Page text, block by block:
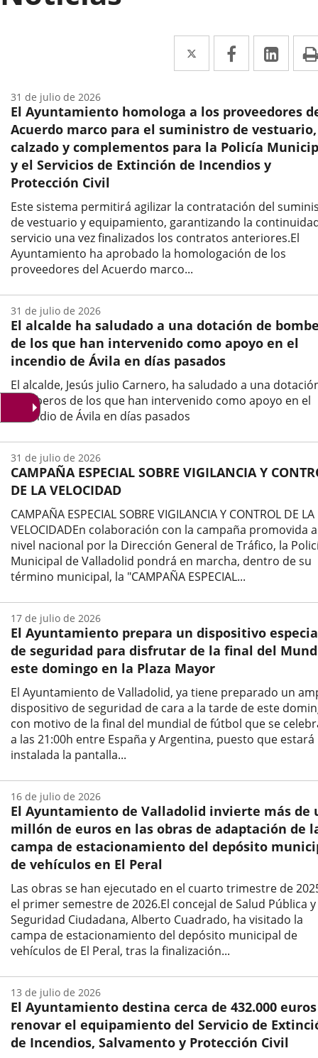
Twitter
Enlace
a
aplicación
externa.
Facebook
Enlace
a
aplicación
externa.
a
El Ayuntamiento homologa a los proveedores
Acuerdo marco para el suministro de vestuario,
calzado y complementos para la Policía
y el Servicios de Extinción de Incendios y
Protección Civil
Este sistema permitirá agilizar la contratación del
de vestuario y equipamiento, garantizando la
servicio una vez finalizados los contratos anteriores.El
Ayuntamiento ha aprobado la homologación de los
proveedores del Acuerdo marco...
la
noticia
31 de julio de 2026
El alcalde ha saludado a una dotación de
de los que han intervenido como apoyo en el
incendio de Ávila en días pasados
El alcalde, Jesús julio Carnero, ha saludado a una
bomberos de los que han intervenido como apoyo en el
incendio de Ávila en días pasados
la
noticia
31 de julio de 2026
CAMPAÑA ESPECIAL SOBRE VIGILANCIA Y
DE LA VELOCIDAD
CAMPAÑA ESPECIAL SOBRE VIGILANCIA Y CONTROL DE LA
VELOCIDADEn colaboración con la campaña promovida a
nivel nacional por la Dirección General de Tráfico, la
Municipal de Valladolid pondrá en marcha, dentro de su
término municipal, la "CAMPAÑA ESPECIAL...
la
noticia
31 de julio de 2026
El Ayuntamiento prepara un dispositivo
de seguridad para disfrutar de la final del
este domingo en la Plaza Mayor
El Ayuntamiento de Valladolid, ya tiene preparado un
dispositivo de seguridad de cara a la tarde de este
con motivo de la final del mundial de fútbol que se
a las 21:00h entre España y Argentina, puesto que estará
instalada la pantalla...
la
noticia
17 de julio de 2026
El Ayuntamiento de Valladolid invierte más de
millón de euros en las obras de adaptación de
campa de estacionamiento del depósito
de vehículos en El Peral
Las obras se han ejecutado en el cuarto trimestre de
el primer semestre de 2026.El concejal de Salud Pública y
Seguridad Ciudadana, Alberto Cuadrado, ha visitado la
campa de estacionamiento del depósito municipal de
vehículos de El Peral, tras la finalización...
la
noticia
16 de julio de 2026
El Ayuntamiento destina cerca de 432.000
renovar el equipamiento del Servicio de
de Incendios, Salvamento y Protección Civil
13 de julio de 2026